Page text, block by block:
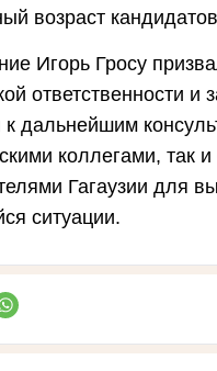
возраст
Игорь Гросу
ответственности и
к дальнейшим
коллегами, так и
Гагаузии для
ситуации.